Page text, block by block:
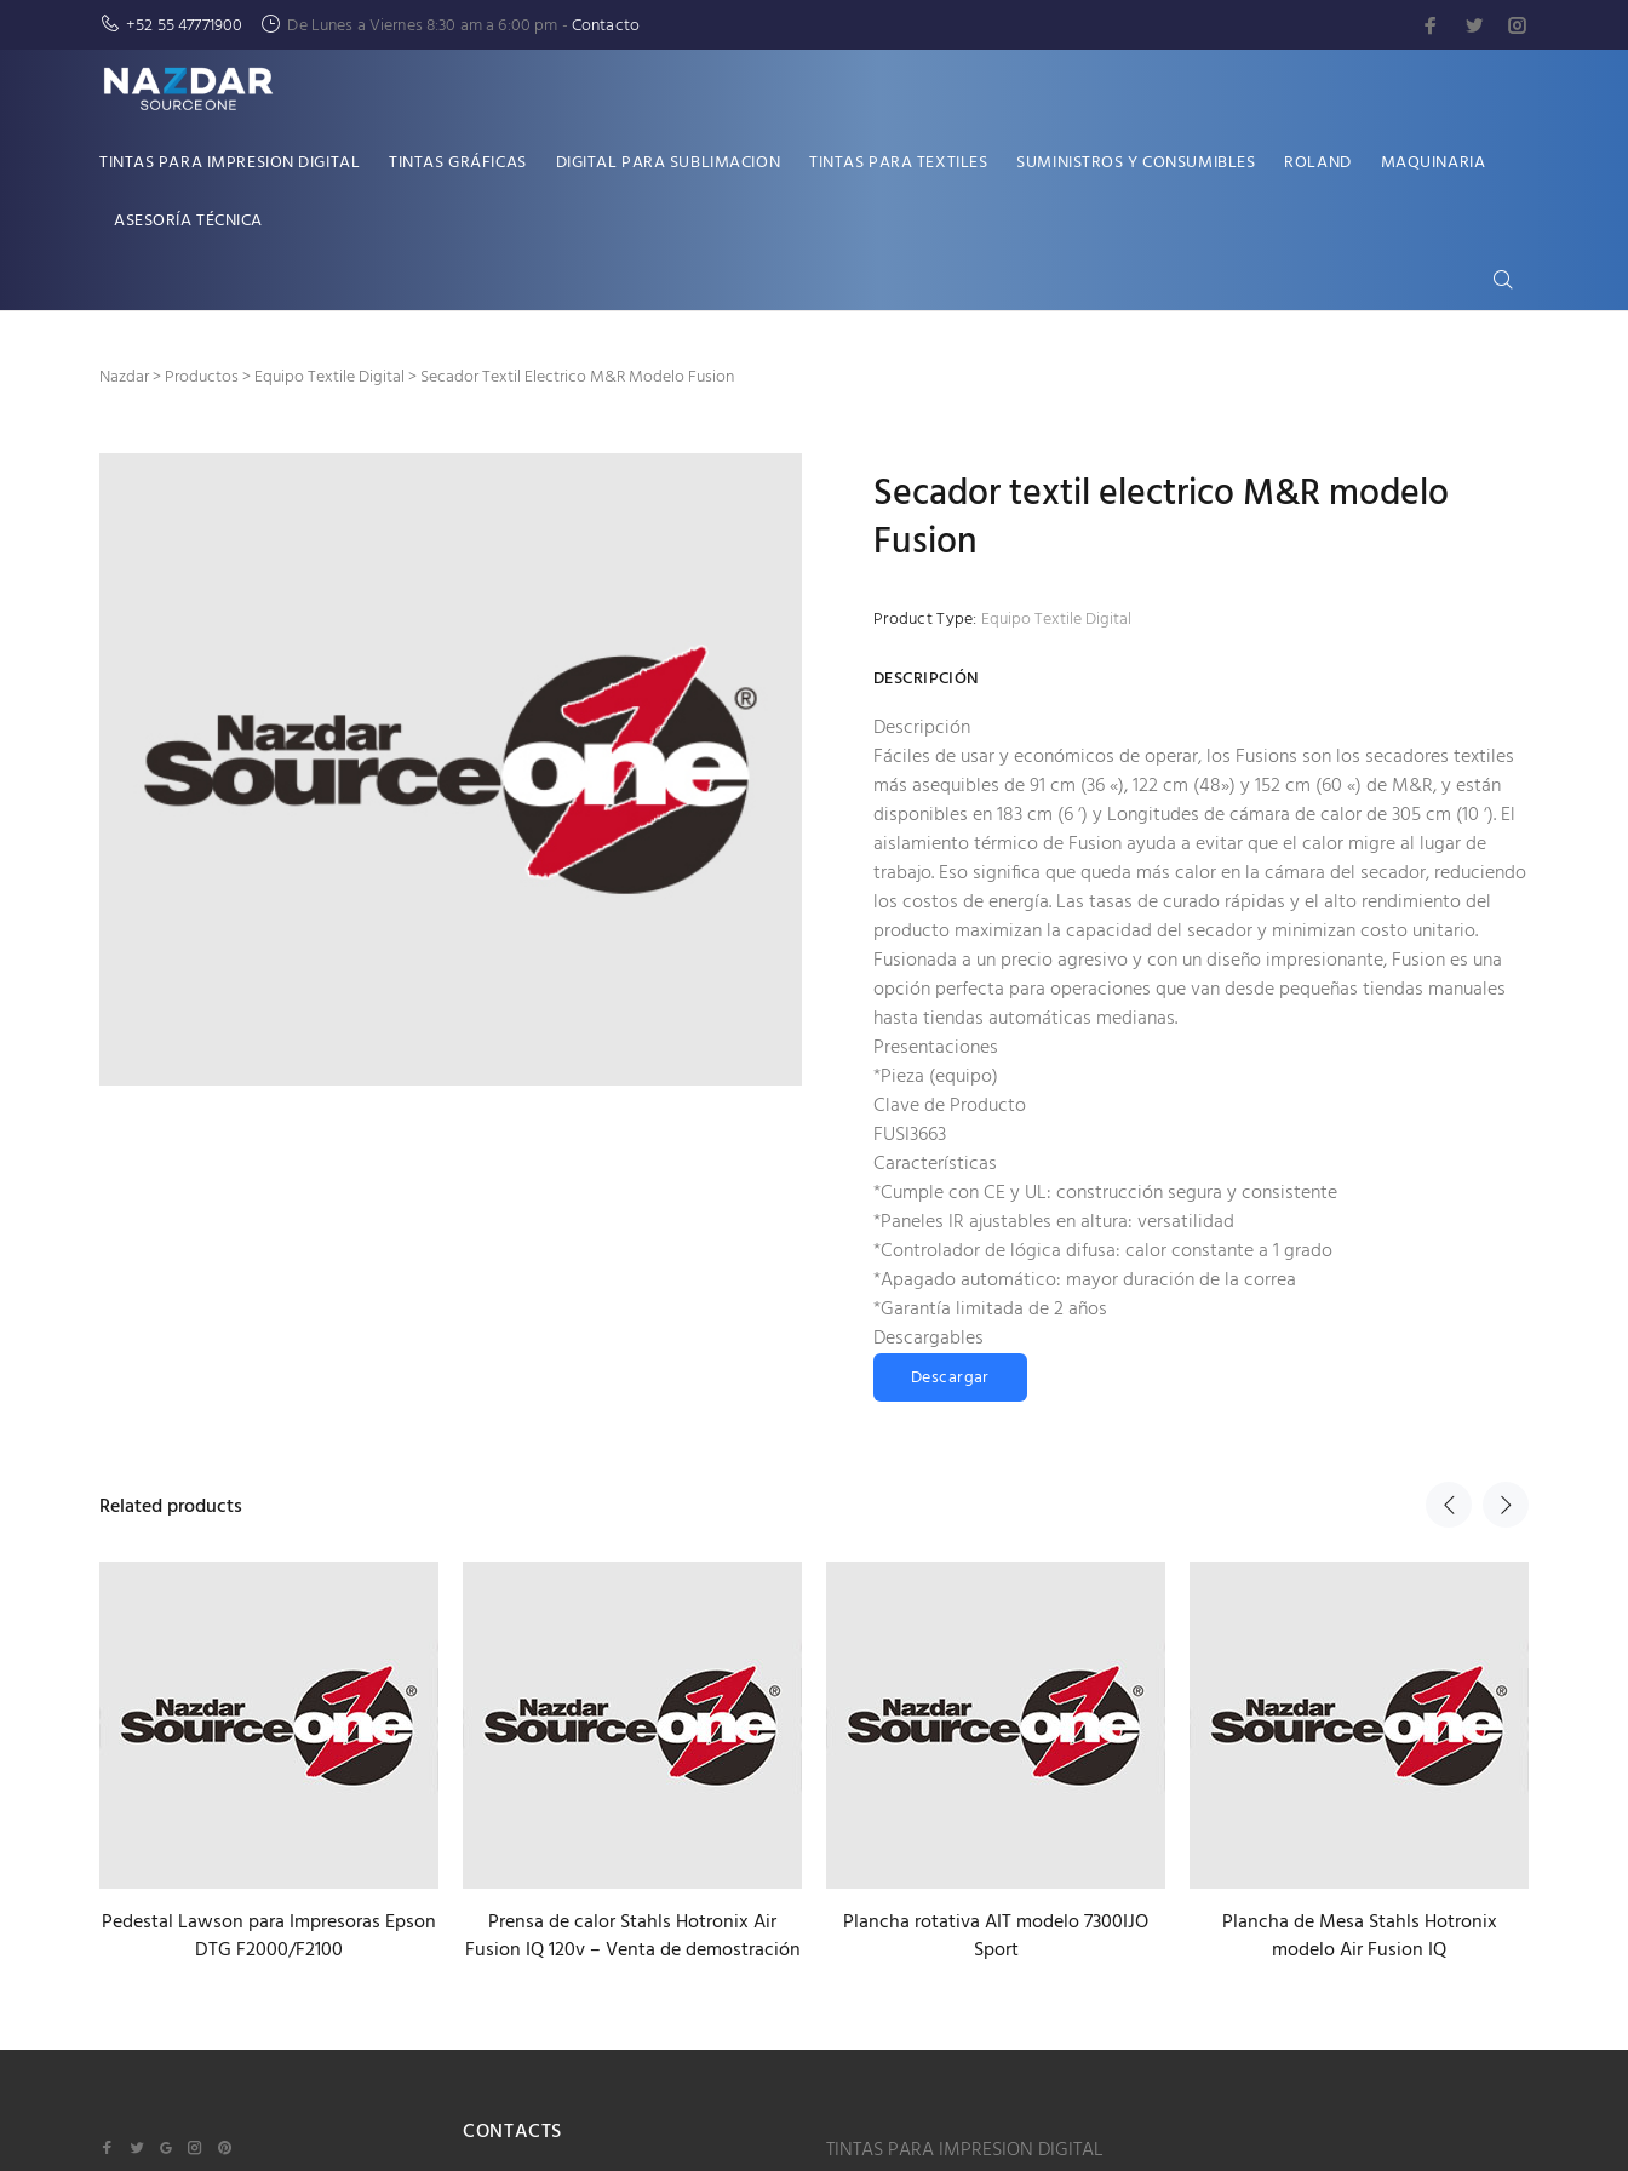
+52 55 47771900 De Lunes a Viernes 8:30 am a 6:00 pm -Contacto
TINTAS PARA IMPRESION DIGITAL TINTAS GRÁFICAS DIGITAL PARA SUBLIMACION TINTAS PARA TEXTILES SUMINISTROS Y CONSUMIBLES ROLAND MAQUINARIA
ASESORÍA TÉCNICA
Nazdar>Productos>Equipo Textile Digital> Secador Textil Electrico M&R Modelo Fusion
Secador textil electrico M&R modelo
Fusion
Product Type: Equipo Textile Digital
DESCRIPCIÓN
Descripción
Fáciles de usar y económicos de operar, los Fusions son los secadores textiles
más asequibles de 91 cm (36 «), 122 cm (48») y 152 cm (60 «) de M&R, y están
disponibles en 183 cm (6 ‘) y Longitudes de cámara de calor de 305 cm (10 ‘). El
aislamiento térmico de Fusion ayuda a evitar que el calor migre al lugar de
trabajo. Eso significa que queda más calor en la cámara del secador, reduciendo
los costos de energía. Las tasas de curado rápidas y el alto rendimiento del
producto maximizan la capacidad del secador y minimizan costo unitario.
Fusionada a un precio agresivo y con un diseño impresionante, Fusion es una
opción perfecta para operaciones que van desde pequeñas tiendas manuales
hasta tiendas automáticas medianas.
Presentaciones
*Pieza (equipo)
Clave de Producto
FUSI3663
Características
*Cumple con CE y UL: construcción segura y consistente
*Paneles IR ajustables en altura: versatilidad
*Controlador de lógica difusa: calor constante a 1 grado
*Apagado automático: mayor duración de la correa
*Garantía limitada de 2 años
Descargables
Descargar
Related products
Pedestal Lawson para Impresoras Epson
DTG F2000/F2100
Prensa de calor Stahls Hotronix Air
Fusion IQ 120v – Venta de demostración
Plancha rotativa AIT modelo 7300IJO
Sport
Plancha de Mesa Stahls Hotronix
modelo Air Fusion IQ
CONTACTS
TINTAS PARA IMPRESION DIGITAL